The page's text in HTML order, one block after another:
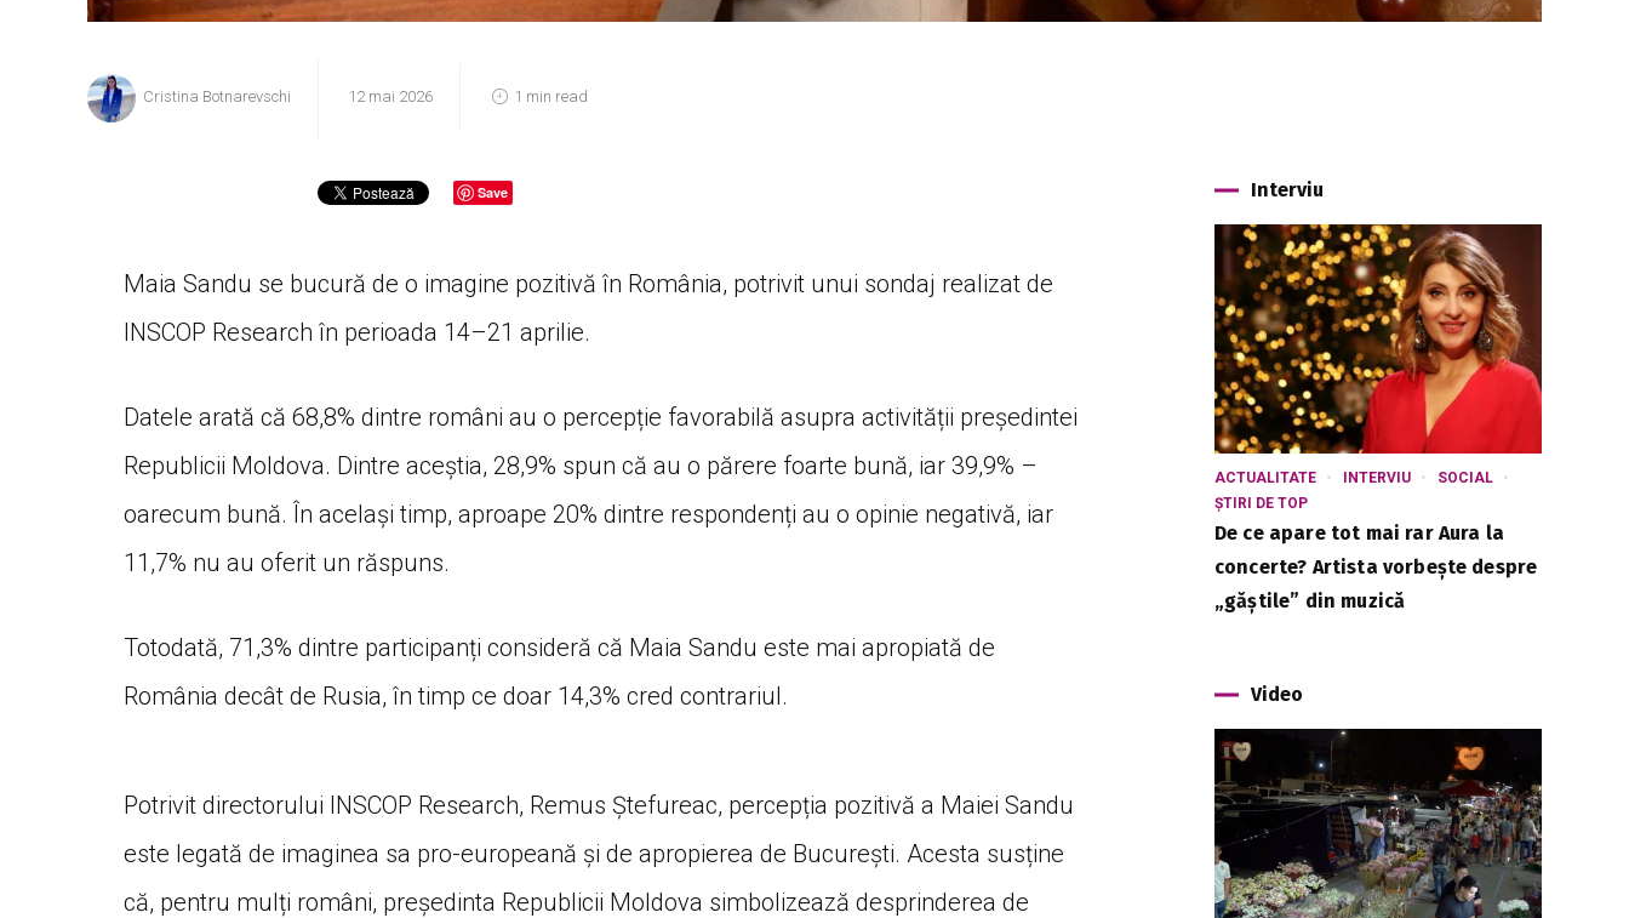
Cristina Botnarevschi 12 mai 2026 1 min read
Save
Maia Sandu se bucură de o imagine pozitivă în România, potrivit unui sondaj realizat de
INSCOP Research în perioada 14–21 aprilie.
Datele arată că 68,8% dintre români au o percepție favorabilă asupra activității președintei
Republicii Moldova. Dintre aceștia, 28,9% spun că au o părere foarte bună, iar 39,9% –
oarecum bună. În același timp, aproape 20% dintre respondenți au o opinie negativă, iar
11,7% nu au oferit un răspuns.
Totodată, 71,3% dintre participanți consideră că Maia Sandu este mai apropiată de
România decât de Rusia, în timp ce doar 14,3% cred contrariul.
Potrivit directorului INSCOP Research, Remus Ștefureac, percepția pozitivă a Maiei Sandu
este legată de imaginea sa pro-europeană și de apropierea de București. Acesta susține
că, pentru mulți români, președinta Republicii Moldova simbolizează desprinderea de
Interviu
ACTUALITATE INTERVIU
SOCIAL
ȘTIRI DE TOP
De ce apare tot mai rar Aura la
concerte? Artista vorbește despre
„găștile” din muzică
Video